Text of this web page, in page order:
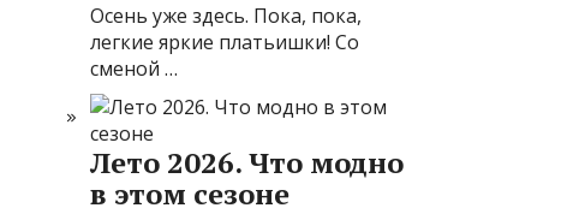
Осень уже здесь. Пока, пока,
легкие яркие платьишки! Со
сменой …
Лето 2026. Что модно
в этом сезоне